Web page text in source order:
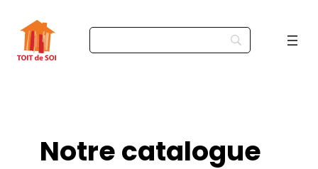
Notre catalogue